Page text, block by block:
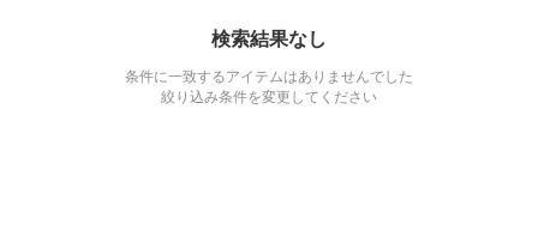
検索結果なし
条件に一致するアイテムはありませんでした
絞り込み条件を変更してください